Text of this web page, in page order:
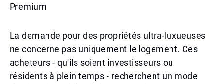
Premium
La demande pour des propriétés ultra-luxueuses
ne concerne pas uniquement le logement. Ces
acheteurs - qu'ils soient investisseurs ou
résidents à plein temps - recherchent un mode